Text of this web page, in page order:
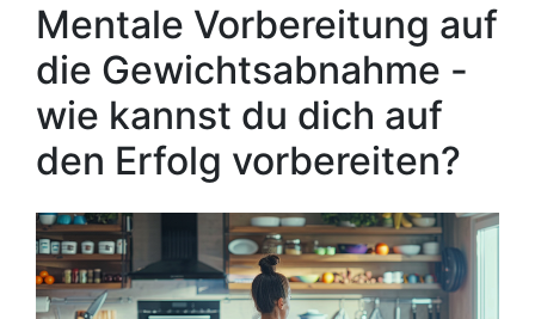
Mentale Vorbereitung auf
die Gewichtsabnahme -
wie kannst du dich auf
den Erfolg vorbereiten?